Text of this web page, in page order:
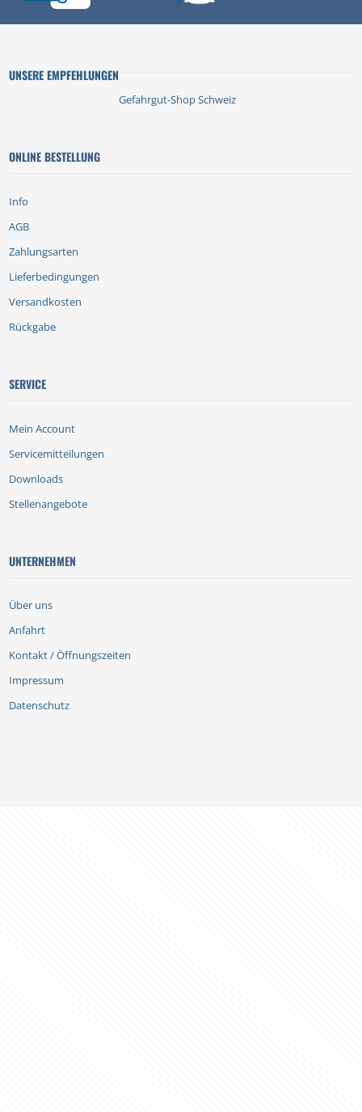
UNSERE EMPFEHLUNGEN
Gefahrgut-Shop Schweiz
ONLINE BESTELLUNG
Info
AGB
Zahlungsarten
Lieferbedingungen
Versandkosten
Rückgabe
SERVICE
Mein Account
Servicemitteilungen
Downloads
Stellenangebote
UNTERNEHMEN
Über uns
Anfahrt
Kontakt / Öffnungszeiten
Impressum
Datenschutz